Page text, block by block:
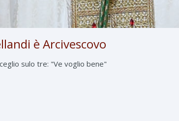
è Arcivescovo
sulo tre: "Ve voglio bene"